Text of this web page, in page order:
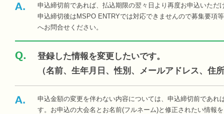
申込締切前であれば、払込期限の翌々日より再度お申込いただ
申込締切後はMSPO ENTRYでは対応できませんので募集要項
へお問合せください。
登録した情報を変更したいです。
（名前、生年月日、性別、メールアドレス、住
申込金額の変更を伴わない内容については、申込締切前であれ
す。お申込の大会名とお名前(フルネーム)と修正されたい情報